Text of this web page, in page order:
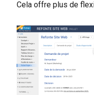
Cela offre plus de